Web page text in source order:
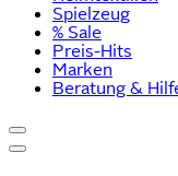
Spielzeug
% Sale
Preis-Hits
Marken
Beratung &